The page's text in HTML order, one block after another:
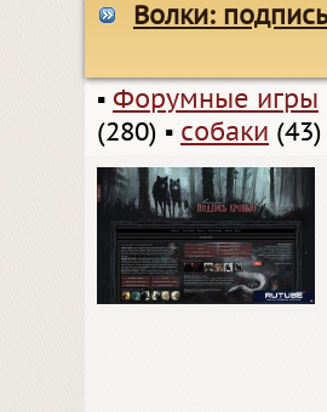
Волки:
▪ Форумные игры
(280) ▪ собаки (43)